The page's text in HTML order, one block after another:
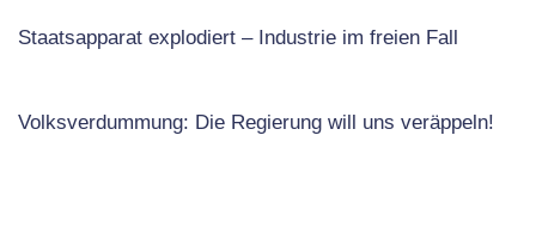
Staatsapparat explodiert – Industrie im freien Fall
Volksverdummung: Die Regierung will uns veräppeln!